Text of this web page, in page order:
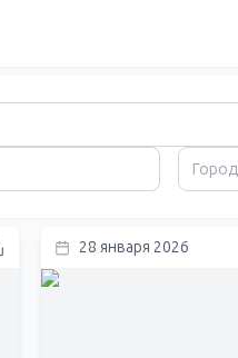
28 января 2026